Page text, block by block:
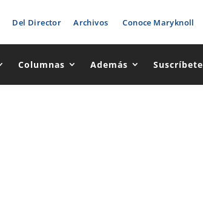
Del Director Archivos Conoce Maryknoll
Columnas Además Suscríbete